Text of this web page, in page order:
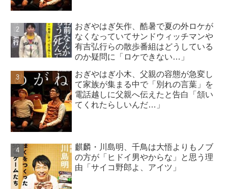
おぎやはぎ矢作、酷暑で夏の外ロケが
なくなっていてサンドウィッチマンや
有吉弘行らの散歩番組はどうしている
のか疑問に「ロケできない…」
おぎやはぎ小木、父親の容態が急変し
て家族が集まる中で「別れの言葉」を
電話越しに父親へ伝えたと告白「頷い
てくれたらしいんだ…」
麒麟・川島明、千鳥は大悟よりもノブ
の方が「ヒドイ男やからな」と思う理
由「サイコ野郎よ、アイツ」